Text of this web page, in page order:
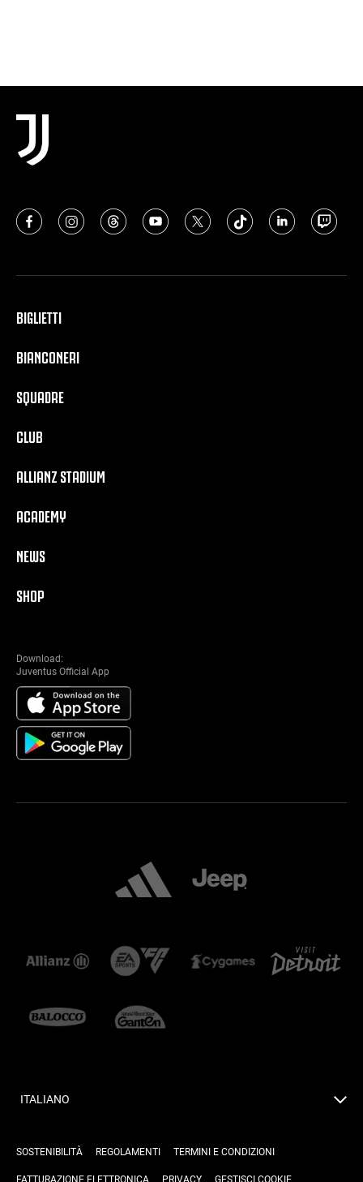
BIGLIETTI
BIANCONERI
SQUADRE
CLUB
ALLIANZ STADIUM
ACADEMY
NEWS
SHOP
Download:
Juventus Official App
ITALIANO
SOSTENIBILITÀ REGOLAMENTI TERMINI E CONDIZIONI
FATTURAZIONE ELETTRONICA PRIVACY GESTISCI COOKIE